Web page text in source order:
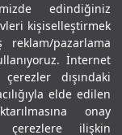
edindiğiniz
kişiselleştirmek
pazarlama
İnternet
dışındaki
elde edilen
onay
ilişkin
Şartlar ve Koşullar